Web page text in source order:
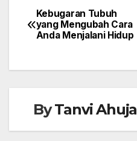
Kebugaran Tubuh
yang Mengubah Cara
Anda Menjalani Hidup
ByTanvi Ahuja